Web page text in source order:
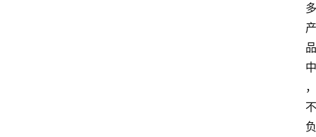
多
产
品
中
，
不
负